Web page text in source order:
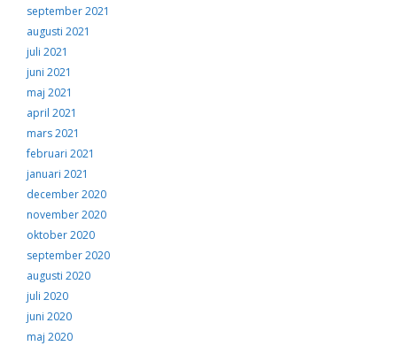
september 2021
augusti 2021
juli 2021
juni 2021
maj 2021
april 2021
mars 2021
februari 2021
januari 2021
december 2020
november 2020
oktober 2020
september 2020
augusti 2020
juli 2020
juni 2020
maj 2020